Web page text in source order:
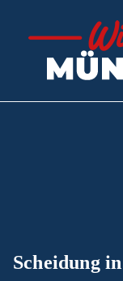
Inhalt
springen
Scheidung